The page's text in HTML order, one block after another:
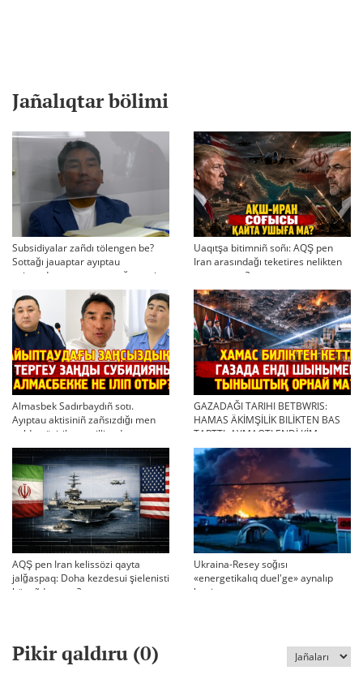
Jañalıqtar bölimi
Subsidiyalar zañdı tölengen be?
Sottağı jauaptar ayıptau
twjırımdarın qayta qarauğa negiz
bola ala ma?
Uaqıtşa bitimniñ soñı: AQŞ pen
Iran arasındağı teketires nelikten
qayta uşıqtı?
Almasbek Sadırbaydıñ sotı.
Ayıptau aktisiniñ zañsızdığı men
qoldan ösirilgen milliondar
GAZADAĞI TARIHI BETBWRIS:
HAMAS ÄKİMŞİLİK BILİKTEN BAS
TARTTI. AYMAQTI ENDİ KİM
BASQARADI?
AQŞ pen Iran kelissözi qayta
jalğaspaq: Doha kezdesui şielenisti
bäseñdete me?
Ukraina-Resey soğısı
«energetikalıq duel'ge» aynalıp
ketti
Pikir qaldıru (0)